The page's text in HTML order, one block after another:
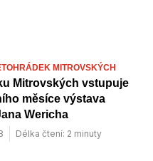
MITROVSKÝCH
Mitrovských vstupuje
měsíce výstava
Wericha
Délka čtení: 2 minuty